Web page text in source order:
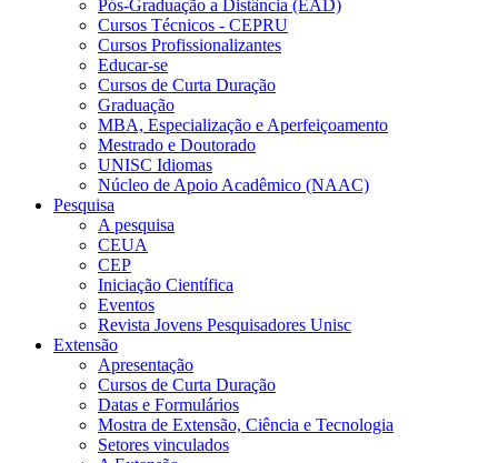
Pós-Graduação a Distância (EAD)
Cursos Técnicos - CEPRU
Cursos Profissionalizantes
Educar-se
Cursos de Curta Duração
Graduação
MBA, Especialização e Aperfeiçoamento
Mestrado e Doutorado
UNISC Idiomas
Núcleo de Apoio Acadêmico (NAAC)
Pesquisa
A pesquisa
CEUA
CEP
Iniciação Científica
Eventos
Revista Jovens Pesquisadores Unisc
Extensão
Apresentação
Cursos de Curta Duração
Datas e Formulários
Mostra de Extensão, Ciência e Tecnologia
Setores vinculados